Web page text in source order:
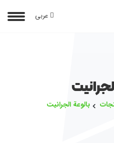
عربی
بالوعة الجرانيت